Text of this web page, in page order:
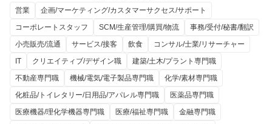
営業
企画/マーケティング/カスタマーサクセス/サポート
コーポレートスタッフ
SCM/生産管理/購買/物流
事務/受付/秘書/翻訳
小売販売/流通
サービス/接客 飲食
コンサル/士業/リサーチャー
IT
クリエイティブ/デザイン職
建築/土木/プラント専門職
不動産専門職
機械/電気/電子製品専門職
化学/素材専門職
化粧品/トイレタリー/日用品/アパレル専門職
医薬品専門職
医療機器/理化学機器専門職
医療/福祉専門職
金融専門職